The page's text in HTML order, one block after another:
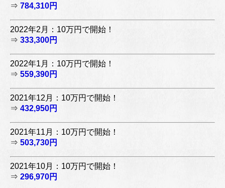
⇒ 784,310円
2022年2月：10万円で開始！
⇒ 333,300円
2022年1月：10万円で開始！
⇒ 559,390円
2021年12月：10万円で開始！
⇒ 432,950円
2021年11月：10万円で開始！
⇒ 503,730円
2021年10月：10万円で開始！
⇒ 296,970円